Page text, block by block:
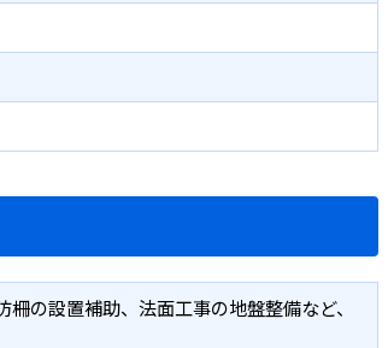
の設置補助、法面工事の地盤整備など、